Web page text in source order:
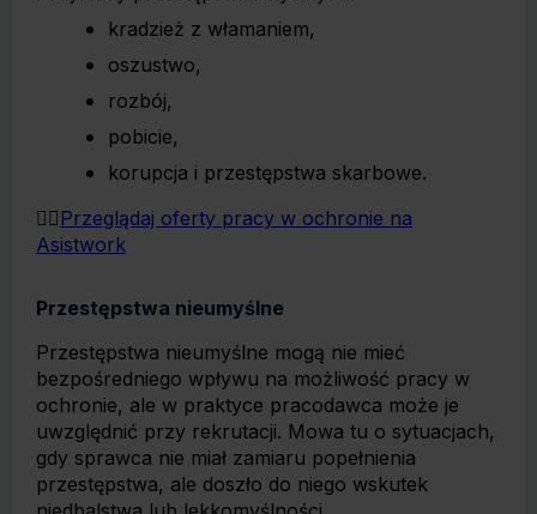
kradzież z włamaniem,
oszustwo,
rozbój,
pobicie,
korupcja i przestępstwa skarbowe.
👉🏻 Przeglądaj oferty pracy w ochronie na
Asistwork
Przestępstwa nieumyślne
Przestępstwa nieumyślne mogą nie mieć
bezpośredniego wpływu na możliwość pracy w
ochronie, ale w praktyce pracodawca może je
uwzględnić przy rekrutacji. Mowa tu o sytuacjach,
gdy sprawca nie miał zamiaru popełnienia
przestępstwa, ale doszło do niego wskutek